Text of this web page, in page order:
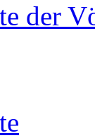
der